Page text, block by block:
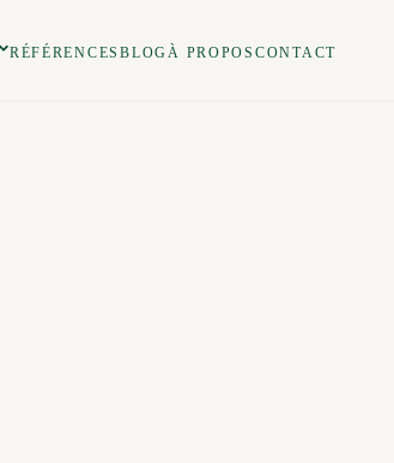
RÉFÉRENCESBLOG À PROPOS CONTACT